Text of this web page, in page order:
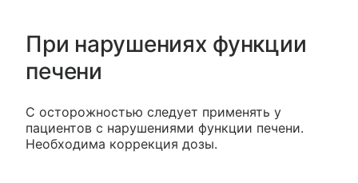
При нарушениях функции
печени
С осторожностью следует применять у
пациентов с нарушениями функции печени.
Необходима коррекция дозы.